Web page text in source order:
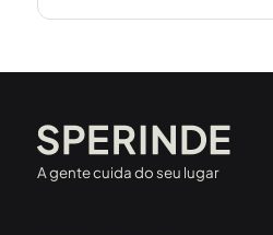
A gente cuida do seu lugar